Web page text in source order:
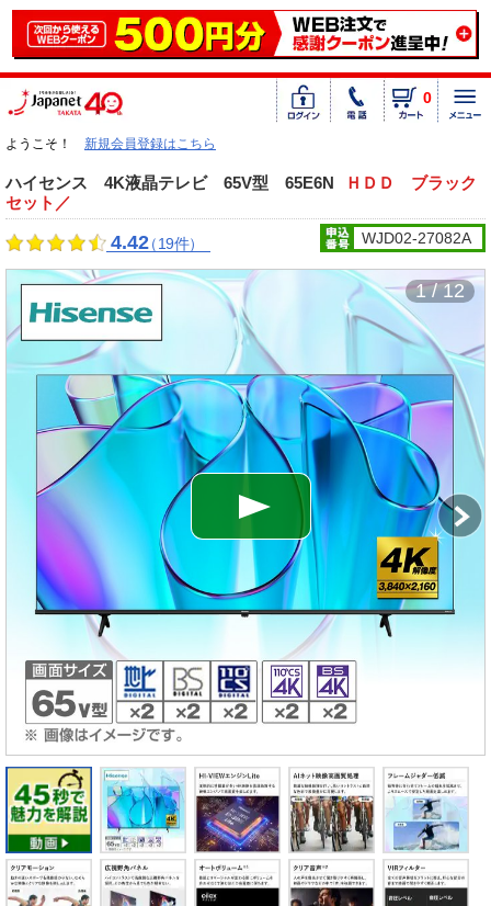
0
ようこそ！ 新規会員登録はこちら
ハイセンス 4K液晶テレビ 65V型 65E6N
ＨＤＤ ブラック
セット／
4.42（19件） WJD02-27082A
1 / 12